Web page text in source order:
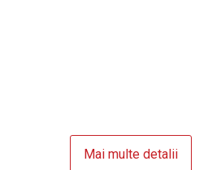
Mai multe detalii